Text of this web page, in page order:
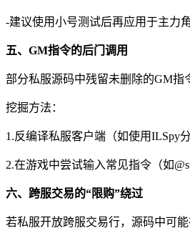
-建议使用小号测试后再应用于主力角
五、GM指令的后门调用
部分私服源码中残留未删除的GM指
挖掘方法：
1.反编译私服客户端（如使用ILSpy
2.在游戏中尝试输入常见指令（如
六、跨服交易的“限购”绕过
若私服开放跨服交易行，源码中可